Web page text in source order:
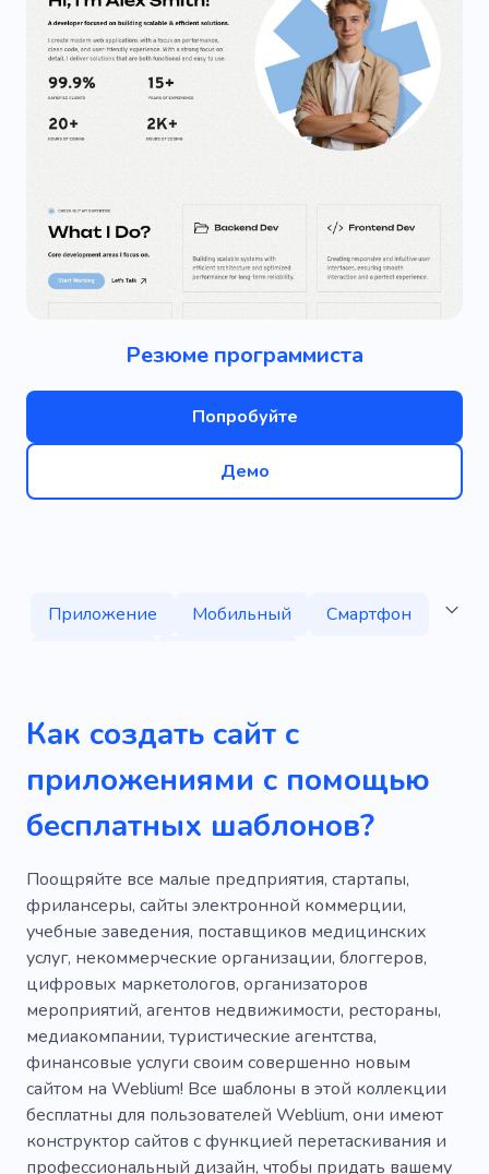
Резюме программиста
Попробуйте
Демо
Приложение Мобильный
Смартфон
Кодирование
Личный
Технологии
Аренда автомобиля
Езда
Водитель
Автомобильный
Транспортное средство
Быстрый
Бронирование
Перемещение
Патрульная служба
Дизайнер
Тестеры
Платформа
Онлайн заказ
Простой
Услуги
Как создать сайт с
приложениями с помощью
бесплатных шаблонов?
Поощряйте все малые предприятия, стартапы,
фрилансеры, сайты электронной коммерции,
учебные заведения, поставщиков медицинских
услуг, некоммерческие организации, блоггеров,
цифровых маркетологов, организаторов
мероприятий, агентов недвижимости, рестораны,
медиакомпании, туристические агентства,
финансовые услуги своим совершенно новым
сайтом на Weblium! Все шаблоны в этой коллекции
бесплатны для пользователей Weblium, они имеют
конструктор сайтов с функцией перетаскивания и
профессиональный дизайн, чтобы придать вашему